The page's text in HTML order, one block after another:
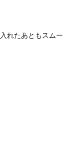
れたあともスム